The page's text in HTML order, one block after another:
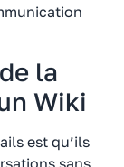
la
Wiki
est qu’ils
sans